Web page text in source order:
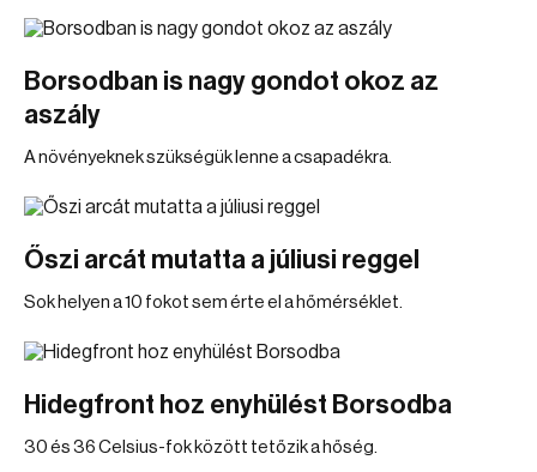
Borsodban is nagy gondot okoz az
aszály
A növényeknek szükségük lenne a csapadékra.
Őszi arcát mutatta a júliusi reggel
Sok helyen a 10 fokot sem érte el a hőmérséklet.
Hidegfront hoz enyhülést Borsodba
30 és 36 Celsius-fok között tetőzik a hőség.